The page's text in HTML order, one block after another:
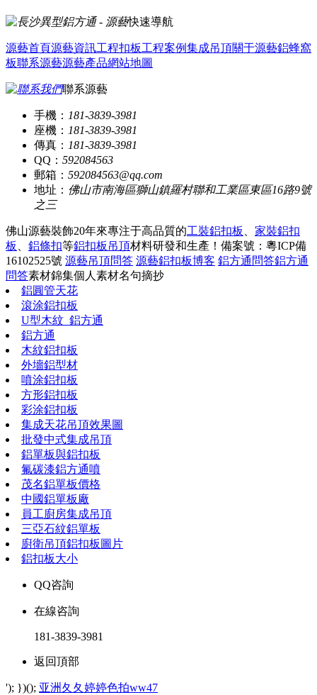
快速導航
源藝首頁源藝資訊工程扣板工程案例集成吊頂關于源藝鋁蜂窩
板聯系源藝源藝產品網站地圖
聯系源藝
手機： 181-3839-3981
座機： 181-3839-3981
傳真： 181-3839-3981
QQ： 592084563
郵箱： 592084563@qq.com
地址： 佛山市南海區獅山鎮羅村聯和工業區東區16路9號
之三
佛山源藝裝飾20年來專注于高品質的工裝鋁扣板
家裝鋁扣
板
鋁條扣等鋁扣板吊頂材料研發和生產！ 備案號：粵ICP備
16102525號 源藝吊頂問答 源藝鋁扣板博客 鋁方通問答鋁方通
問答素材錦集個人素材名句摘抄
鋁圓管天花
滾涂鋁扣板
U型木紋_鋁方通
鋁方通
木紋鋁扣板
外墻鋁型材
噴涂鋁扣板
方形鋁扣板
彩涂鋁扣板
集成天花吊頂效果圖
批發中式集成吊頂
鋁單板與鋁扣板
氟碳漆鋁方通噴
茂名鋁單板價格
中國鋁單板廠
員工廚房集成吊頂
三亞石紋鋁單板
廚衛吊頂鋁扣板圖片
鋁扣板大小
QQ咨詢
在線咨詢
181-3839-3981
返回頂部
'); })(); 亚洲夂夂婷婷色拍ww47